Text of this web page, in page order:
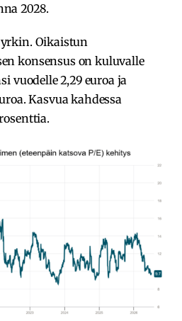
2028.
Oikaistun
konsensus on kuluvalle
vuodelle 2,29 euroa ja
Kasvua kahdessa